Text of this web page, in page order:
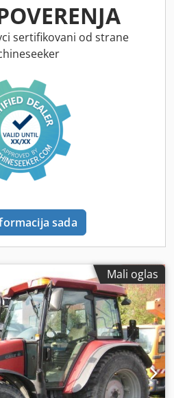
sertifikovani od strane
sada
Mali oglas